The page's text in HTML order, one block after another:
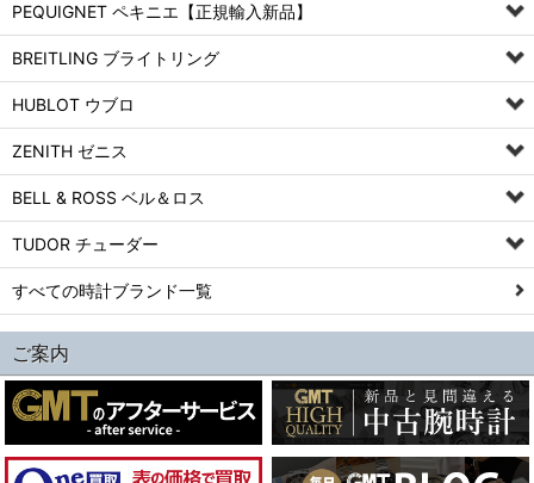
PEQUIGNET ペキニエ【正規輸入新品】
BREITLING ブライトリング
HUBLOT ウブロ
ZENITH ゼニス
BELL & ROSS ベル＆ロス
TUDOR チューダー
すべての時計ブランド一覧
ご案内